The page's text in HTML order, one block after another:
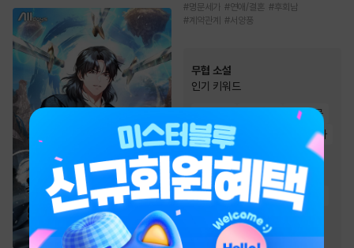
#명문세가 #연애/결혼 #후회남
#계약관계 #서양풍
무협 소설
인기 키워드
회귀물
#마교 #
검객/무사
#고독함 #
# 천하제일인 # 사이다물
#유쾌함 #잔잔함 #환생물
성장물 #비장함
차원이동물 #귀환물